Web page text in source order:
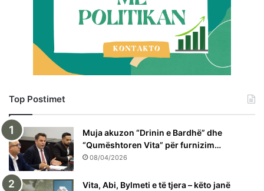
Top Postimet
Muja akuzon “Drinin e Bardhë” dhe
“Qumështoren Vita” për furnizim…
08/04/2026
Vita, Abi, Bylmeti e të tjera – këto janë